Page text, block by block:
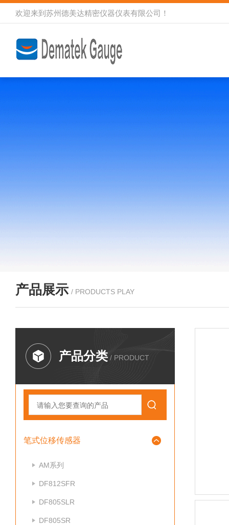
欢迎来到 苏州德美达精密仪器仪表有限公司 ！
产品展示 / PRODUCTS PLAY
产品分类 / PRODUCT
笔式位移传感器
AM系列
DF812SFR
DF805SLR
DF805SR